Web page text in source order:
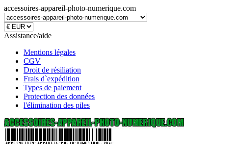
accessoires-appareil-photo-numerique.com
Assistance/aide
Mentions légales
CGV
Droit de résiliation
Frais d`expédition
Types de paiement
Protection des données
l'élimination des piles